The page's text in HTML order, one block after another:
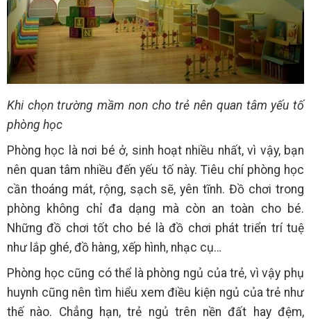
Khi chọn trường mầm non cho trẻ nên quan tâm yếu tố
phòng học
Phòng học là nơi bé ở, sinh hoạt nhiều nhất, vì vậy, bạn
nên quan tâm nhiều đến yếu tố này. Tiêu chí phòng học
cần thoáng mát, rộng, sạch sẽ, yên tĩnh. Đồ chơi trong
phòng không chỉ đa dạng mà còn an toàn cho bé.
Những đồ chơi tốt cho bé là đồ chơi phát triển trí tuệ
như lắp ghé, đồ hàng, xếp hình, nhạc cụ…
Phòng học cũng có thể là phòng ngủ của trẻ, vì vậy phụ
huynh cũng nên tìm hiểu xem điều kiện ngủ của trẻ như
thế nào. Chẳng hạn, trẻ ngủ trên nền đất hay đệm,